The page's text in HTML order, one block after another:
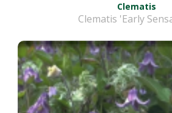
Clematis
Clematis 'Early